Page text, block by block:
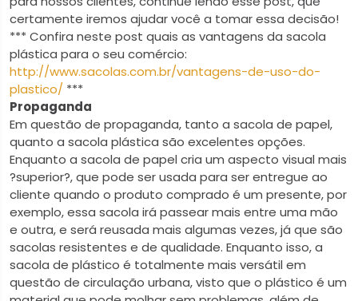
certamente iremos ajudar você a tomar essa decisão!
*** Confira neste post quais as vantagens da sacola
plástica para o seu comércio:
http://www.sacolas.com.br/vantagens-de-uso-do-
plastico/ ***
Propaganda
Em questão de propaganda, tanto a sacola de papel,
quanto a sacola plástica são excelentes opções.
Enquanto a sacola de papel cria um aspecto visual mais
?superior?, que pode ser usada para ser entregue ao
cliente quando o produto comprado é um presente, por
exemplo, essa sacola irá passear mais entre uma mão
e outra, e será reusada mais algumas vezes, já que são
sacolas resistentes e de qualidade. Enquanto isso, a
sacola de plástico é totalmente mais versátil em
questão de circulação urbana, visto que o plástico é um